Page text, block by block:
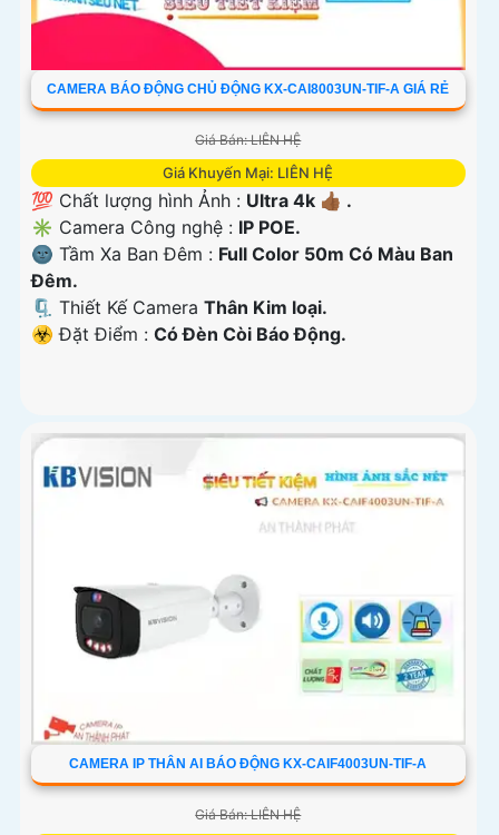
CAMERA BÁO ĐỘNG CHỦ ĐỘNG KX-CAI8003UN-TIF-A GIÁ RẺ
Giá Bán: LIÊN HỆ
Giá Khuyến Mại: LIÊN HỆ
💯 Chất lượng hình Ảnh : Ultra 4k 👍🏾 .
✳️ Camera Công nghệ : IP POE.
🌚 Tầm Xa Ban Đêm : Full Color 50m Có Màu Ban
Ðêm.
🗜️ Thiết Kế Camera Thân Kim loại.
️☣️ Đặt Điểm : Có Ðèn Còi Báo Động.
CAMERA IP THÂN AI BÁO ĐỘNG KX-CAIF4003UN-TIF-A
Giá Bán: LIÊN HỆ